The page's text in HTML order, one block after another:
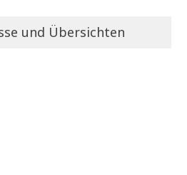
und Übersichten